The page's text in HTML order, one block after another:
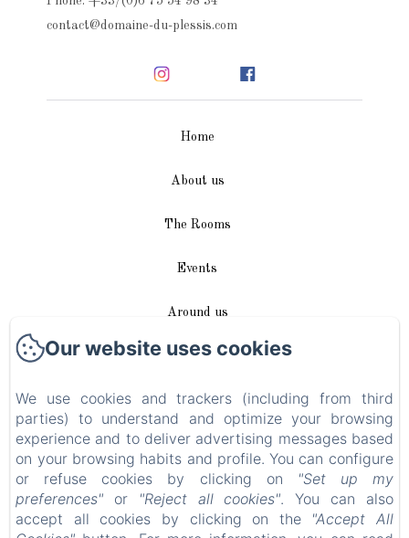
contact@domaine-du-plessis.com
Home
About us
The Rooms
Events
Around us
Access / Contact
Plan du site
Blog
Legal notice
Our website uses cookies
We use cookies and trackers (including from third
parties) to understand and optimize your browsing
experience and to deliver advertising messages based
on your browsing habits and profile. You can configure
or refuse cookies by clicking on
"Set up my
preferences" or "Reject all cookies". You can also
accept all cookies by clicking on the "Accept All